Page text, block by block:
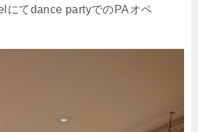
にてdance partyでのPAオペ